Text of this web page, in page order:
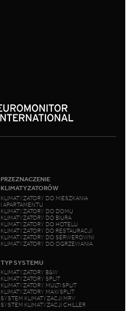
PRZEZNACZENIE
KLIMATYZATORÓW
KLIMATYZATORY DO MIESZKANIA
I APARTAMENTU
KLIMATYZATORY DO DOMU
KLIMATYZATORY DO BIURA
KLIMATYZATORY DO HOTELU
KLIMATYZATORY DO RESTAURACJI
KLIMATYZATORY DO SERWEROWNI
KLIMATYZATORY DO OGRZEWANIA
TYP SYSTEMU
KLIMATYZATORY B&W
KLIMATYZATORY SPLIT
KLIMATYZATORY MULTI SPLIT
KLIMATYZATORY MAXI SPLIT
SYSTEM KLIMATYZACJI MRV
SYSTEM KLIMATYZACJI CHILLER